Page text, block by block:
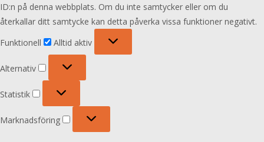
ID:n på denna webbplats. Om du inte samtycker eller om du
återkallar ditt samtycke kan detta påverka vissa funktioner negativt.
Funktionell
Alltid aktiv
Alternativ
Statistik
Marknadsföring